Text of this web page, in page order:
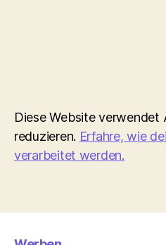
Diese Website verwendet
reduzieren. Erfahre, wie
verarbeitet werden.